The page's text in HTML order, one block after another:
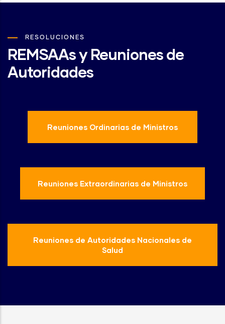
RESOLUCIONES
REMSAAs y Reuniones de
Autoridades
Reuniones Ordinarias de Ministros
Reuniones Extraordinarias de Ministros
Reuniones de Autoridades Nacionales de
Salud